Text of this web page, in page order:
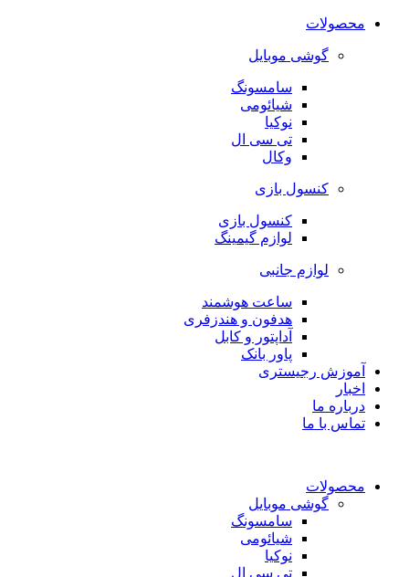
محصولات
گوشی موبایل
سامسونگ
شیائومی
نوکیا
تی سی ال
وکال
کنسول بازی
کنسول بازی
لوازم گیمینگ
لوازم جانبی
ساعت هوشمند
هدفون و هندزفری
آداپتور و کابل
پاور بانک
آموزش رجیستری
اخبار
درباره ما
تماس با ما
محصولات
گوشی موبایل
سامسونگ
شیائومی
نوکیا
تی سی ال